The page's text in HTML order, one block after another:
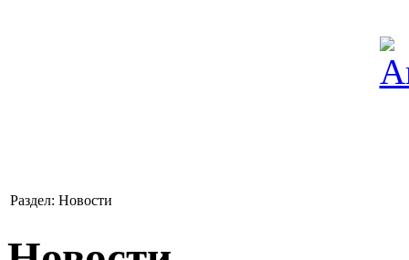
Раздел: Новости